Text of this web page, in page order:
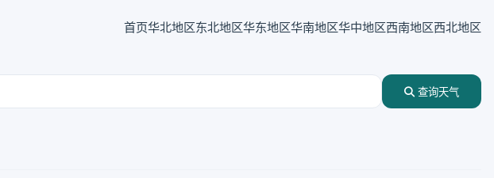
首页华北地区东北地区华东地区华南地区华中地区西南地区西北地区
查询天气